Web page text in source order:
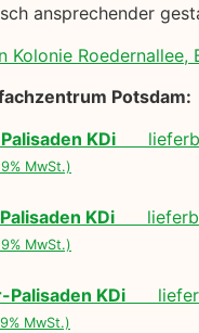
ansprechender
Kolonie Roedernallee,
Potsdam:
KDi
MwSt.)
KDi
MwSt.)
KDi
MwSt.)